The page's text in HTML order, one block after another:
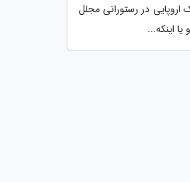
اروپایی در رستورانی مجلل
اینکه...